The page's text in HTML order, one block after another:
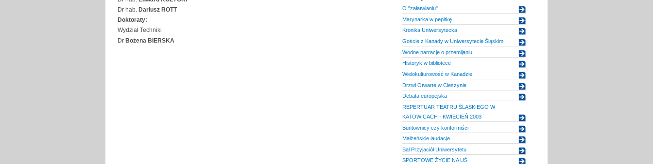
Dr hab. Dariusz ROTT
Doktoraty:
Wydział Techniki
Dr Bożena BIERSKA
O "załatwianiu"
Marynarka w pepitkę
Kronika Uniwersytecka
Goście z Kanady w Uniwersytecie Śląskim
Wodne narracje o przemijaniu
Historyk w bibliotece
Wielokulturowość w Kanadzie
Drzwi Otwarte w Cieszynie
Debata europejska
REPERTUAR TEATRU ŚLĄSKIEGO W
KATOWICACH - KWIECIEŃ 2003
Buntownicy czy konformiści
Małżeńskie laudacje
Bal Przyjaciół Uniwersytetu
SPORTOWE ŻYCIE NA UŚ